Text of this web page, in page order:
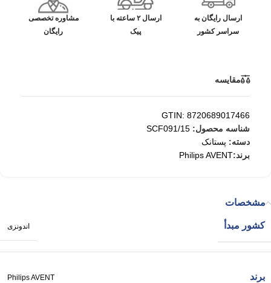
ارسال رایگان به
سراسر کشور
ارسال ۲ ساعته با
پیک
مشاوره تخصصی
رایگان
مقایسه
GTIN: 8720689017466
شناسه محصول: SCF091/15
دسته: پستانک
برند:Philips AVENT
مشخصات
کشور مبدأ اندونزی
برند Philips AVENT